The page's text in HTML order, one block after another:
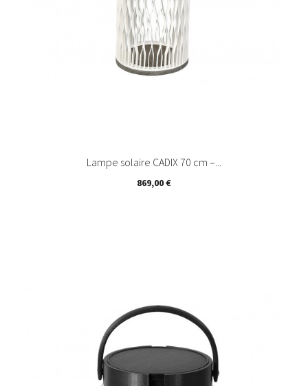
Lampe solaire CADIX 70 cm –...
Prix
869,00 €